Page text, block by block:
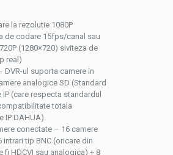
la rezolutie 1080P
de codare 15fps/canal sau
(1280×720) siviteza de
real)
ul suporta camere in
analogice SD (Standard
(care respecta standardul
totala
IP DAHUA).
conectate – 16 camere
tip BNC (oricare din
fi HDCVI sau analogica) + 8